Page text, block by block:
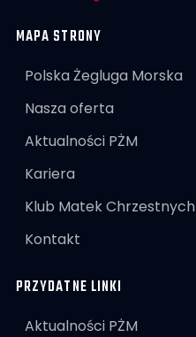
MAPA STRONY
Polska Żegluga Morska
Nasza oferta
Aktualności PŻM
Kariera
Klub Matek Chrzestnych
Kontakt
PRZYDATNE LINKI
Aktualności PŻM